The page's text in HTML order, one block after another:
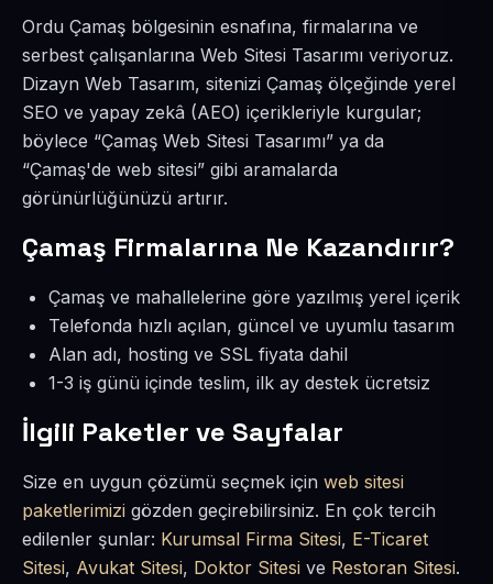
Ordu Çamaş bölgesinin esnafına, firmalarına ve
serbest çalışanlarına Web Sitesi Tasarımı veriyoruz.
Dizayn Web Tasarım, sitenizi Çamaş ölçeğinde yerel
SEO ve yapay zekâ (AEO) içerikleriyle kurgular;
böylece “Çamaş Web Sitesi Tasarımı” ya da
“Çamaş'de web sitesi” gibi aramalarda
görünürlüğünüzü artırır.
Çamaş Firmalarına Ne Kazandırır?
Çamaş ve mahallelerine göre yazılmış yerel içerik
Telefonda hızlı açılan, güncel ve uyumlu tasarım
Alan adı, hosting ve SSL fiyata dahil
1-3 iş günü içinde teslim, ilk ay destek ücretsiz
İlgili Paketler ve Sayfalar
Size en uygun çözümü seçmek için web sitesi
paketlerimizi gözden geçirebilirsiniz. En çok tercih
edilenler şunlar: Kurumsal Firma Sitesi, E-Ticaret
Sitesi, Avukat Sitesi, Doktor Sitesi ve Restoran Sitesi.